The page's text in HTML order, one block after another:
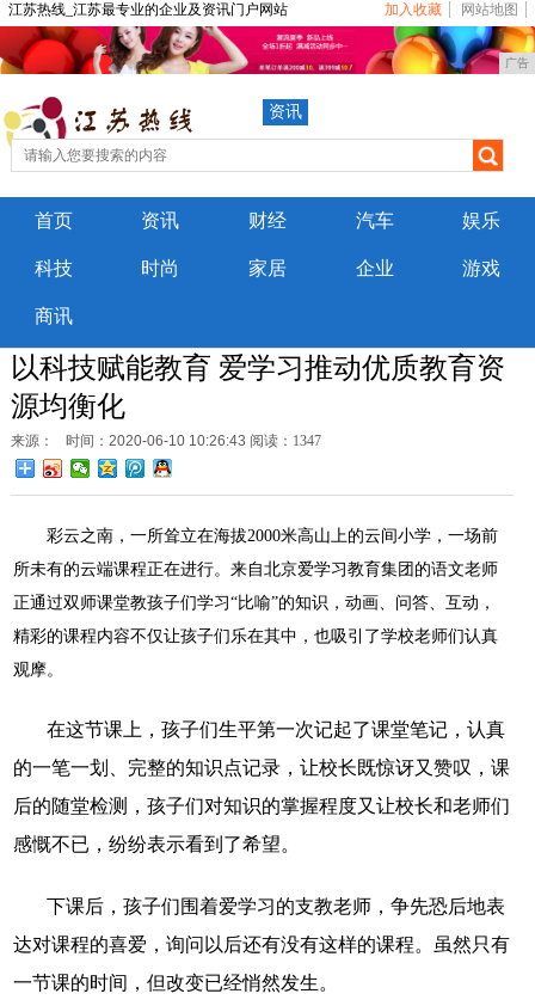
江苏热线_江苏最专业的企业及资讯门户网站 加入收藏 网站地图
广告
资讯
首页 资讯 财经 汽车 娱乐
科技 时尚 家居 企业 游戏
商讯
以科技赋能教育 爱学习推动优质教育资
源均衡化
来源： 时间：2020-06-10 10:26:43 阅读：1347
彩云之南，一所耸立在海拔2000米高山上的云间小学，一场前
所未有的云端课程正在进行。来自北京爱学习教育集团的语文老师
正通过双师课堂教孩子们学习“比喻”的知识，动画、问答、互动，
精彩的课程内容不仅让孩子们乐在其中，也吸引了学校老师们认真
观摩。
在这节课上，孩子们生平第一次记起了课堂笔记，认真
的一笔一划、完整的知识点记录，让校长既惊讶又赞叹，课
后的随堂检测，孩子们对知识的掌握程度又让校长和老师们
感慨不已，纷纷表示看到了希望。
下课后，孩子们围着爱学习的支教老师，争先恐后地表
达对课程的喜爱，询问以后还有没有这样的课程。虽然只有
一节课的时间，但改变已经悄然发生。